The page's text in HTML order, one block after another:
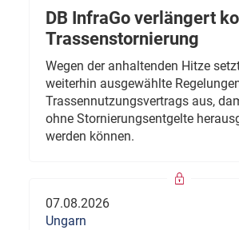
DB InfraGo verlängert
Trassenstornierung
Wegen der anhaltenden Hitze
weiterhin ausgewählte
Trassennutzungsvertrags aus,
ohne Stornierungsentgelte
werden können.
07.08.2026
Ungarn